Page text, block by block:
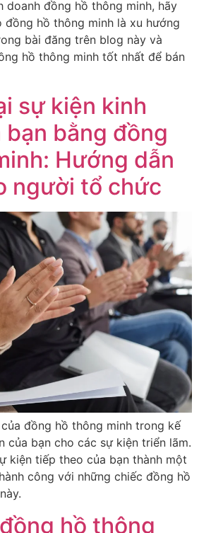
doanh đồng hồ thông minh, hãy
hồ thông minh là xu hướng
bài đăng trên blog này và
hồ thông minh tốt nhất để bán
sự kiện kinh
bạn bằng đồng
Hướng dẫn
người tổ chức
đồng hồ thông minh trong kế
của bạn cho các sự kiện triển lãm.
kiện tiếp theo của bạn thành một
công với những chiếc đồng hồ
hồ thông